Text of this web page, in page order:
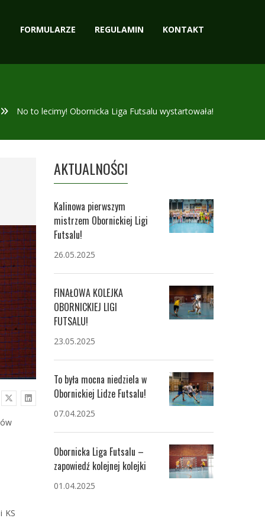
FORMULARZE REGULAMIN KONTAKT
No to lecimy! Obornicka Liga Futsalu wystartowała!
KS
AKTUALNOŚCI
Kalinowa pierwszym
mistrzem Obornickiej Ligi
Futsalu!
26.05.2025
FINAŁOWA KOLEJKA
OBORNICKIEJ LIGI
FUTSALU!
23.05.2025
To była mocna niedziela w
Obornickiej Lidze Futsalu!
07.04.2025
Obornicka Liga Futsalu –
zapowiedź kolejnej kolejki
01.04.2025